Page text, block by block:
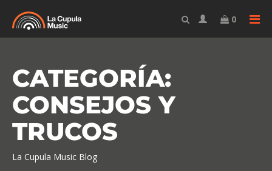
0
CATEGORÍA:
CONSEJOS Y
TRUCOS
La Cupula Music Blog